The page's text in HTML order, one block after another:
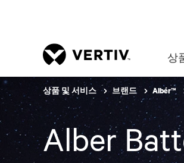
상
상품 및 서비스 브랜드 Albér™
Alber